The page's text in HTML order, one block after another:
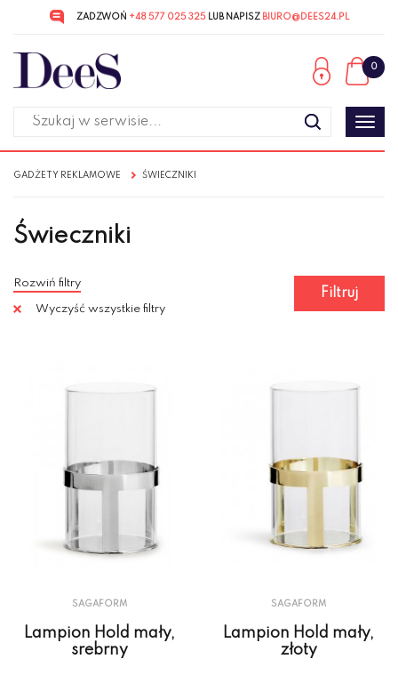
do menu
głównego
do
menu
w
ZADZWOŃ +48 577 025 325LUB NAPISZ BIURO@DEES24.PL
0
GADŻETY REKLAMOWE ŚWIECZNIKI
Świeczniki
Rozwiń filtry
Wyczyść wszystkie filtry
Filtruj
SAGAFORM
Lampion Hold mały,
srebrny
SAGAFORM
Lampion Hold mały,
złoty